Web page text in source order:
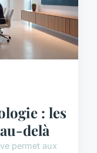
: les
delà
permet aux